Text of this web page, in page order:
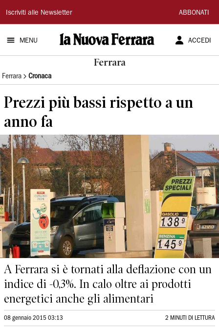
La
Nuova
Ferrara
Iscriviti alle Newsletter ABBONATI
MENU ACCEDI
Ferrara
Ferrara Cronaca
Prezzi più bassi rispetto a un
anno fa
A Ferrara si è tornati alla deflazione con un
indice di -0,3%. In calo oltre ai prodotti
energetici anche gli alimentari
08 gennaio 2015 03:13 2 MINUTI DI LETTURA